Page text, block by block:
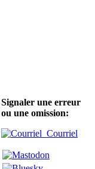
Signaler une erreur
ou une omission:
Courriel